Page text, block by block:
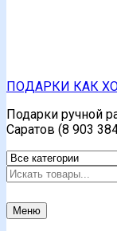
ПОДАРКИ КАК
Подарки ручной
Саратов (8 903
Искать
Меню